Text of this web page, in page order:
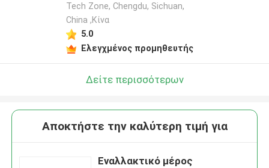
Tech Zone, Chengdu, Sichuan,
China ,Κίνα
5.0
Ελεγχμένος προμηθευτής
Δείτε περισσότερων
Αποκτήστε την καλύτερη τιμή για
Εναλλακτικό μέρος